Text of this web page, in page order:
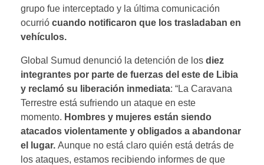
grupo fue interceptado y la última comunicación
ocurrió cuando notificaron que los trasladaban en
vehículos.
Global Sumud denunció la detención de los diez
integrantes por parte de fuerzas del este de Libia
y reclamó su liberación inmediata: “La Caravana
Terrestre está sufriendo un ataque en este
momento. Hombres y mujeres están siendo
atacados violentamente y obligados a abandonar
el lugar. Aunque no está claro quién está detrás de
los ataques, estamos recibiendo informes de que